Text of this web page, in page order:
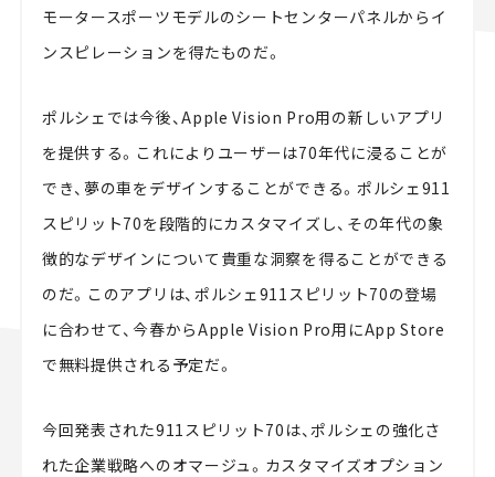
モータースポーツモデルのシートセンターパネルからイ
ンスピレーションを得たものだ。
ポルシェでは今後、Apple Vision Pro用の新しいアプリ
を提供する。これによりユーザーは70年代に浸ることが
でき、夢の車をデザインすることができる。ポルシェ911
スピリット70を段階的にカスタマイズし、その年代の象
徴的なデザインについて貴重な洞察を得ることができる
のだ。このアプリは、ポルシェ911スピリット70の登場
に合わせて、今春からApple Vision Pro用にApp Store
で無料提供される予定だ。
今回発表された911スピリット70は、ポルシェの強化さ
れた企業戦略へのオマージュ。カスタマイズオプション